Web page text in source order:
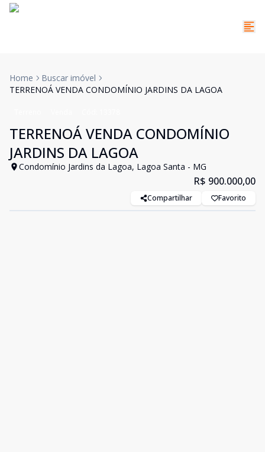
Home
Buscar imóvel
TERRENOÁ VENDA CONDOMÍNIO JARDINS DA LAGOA
TERRENOÁ VENDA CONDOMÍNIO
JARDINS DA LAGOA
Condomínio Jardins da Lagoa, Lagoa Santa - MG
R$ 900.000,00
Compartilhar Favorito